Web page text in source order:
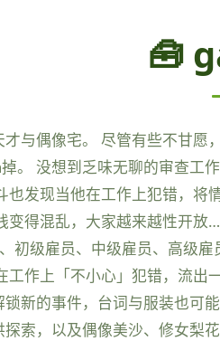
🧰
与偶像宅。 尽管有些不甘
。 没想到乏味无聊的审查工
发现当他在工作上犯错，
得混乱，大家越来越性开放
初级雇员、中级雇员、高级
作上「不小心」犯错，流出
新的事件，台词与服装也可
索，以及偶像美沙、修女梨